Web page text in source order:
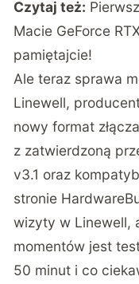
Czytaj też:
Macie GeForce
pamiętajcie!
Ale teraz sprawa
Linewell,
nowy format
z zatwierdzoną
v3.1 oraz
stronie
wizyty w Linewell,
momentów jest
50 minut i co